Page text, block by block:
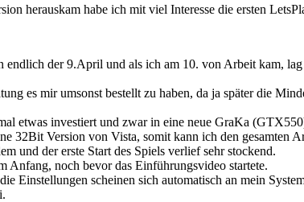
herauskam habe ich mit viel Interesse die ersten
endlich der 9.April und als ich am 10. von Arbeit kam,
es mir umsonst bestellt zu haben, da ja später die
etwas investiert und zwar in eine neue GraKa
32Bit Version von Vista, somit kann ich den gesamten
und der erste Start des Spiels verlief sehr stockend.
Anfang, noch bevor das Einführungsvideo startete.
Einstellungen scheinen sich automatisch an mein